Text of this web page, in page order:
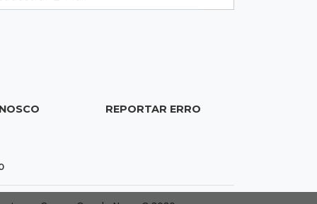
Taxa de homicídios cai na fronteira,
Prefeitura prevê R$ 297 mil para
REPORTAR ERRO